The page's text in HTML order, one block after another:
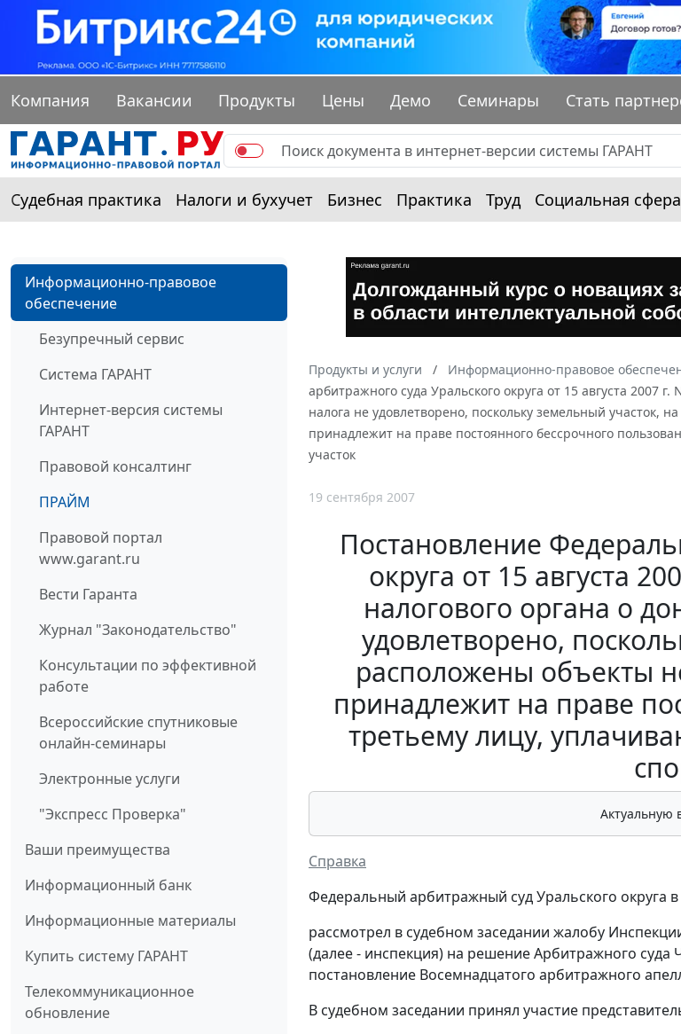
Компания Вакансии Продукты Цены Демо Семинары Стать
Судебная практика Налоги и бухучет Бизнес Практика Труд Социальная сфера
Информационно-правовое
обеспечение
Безупречный сервис
Система ГАРАНТ
Интернет-версия системы
ГАРАНТ
Правовой консалтинг
ПРАЙМ
Правовой портал
www.garant.ru
Вести Гаранта
Журнал "Законодательство"
Консультации по эффективной
работе
Всероссийские спутниковые
онлайн-семинары
Электронные услуги
"Экспресс Проверка"
Ваши преимущества
Информационный банк
Информационные материалы
Купить систему ГАРАНТ
Телекоммуникационное
обновление
Продукты и услуги Информационно-правовое
арбитражного суда Уральского округа от 15 августа 2007
налога не удовлетворено, поскольку земельный участок,
принадлежит на праве постоянного бессрочного
участок
19 сентября 2007
Постановление
округа от 15 августа
налогового органа о
удовлетворено,
расположены объекты
принадлежит на праве
третьему лицу,
Актуальную
Справка
Федеральный арбитражный суд Уральского округа
рассмотрел в судебном заседании жалобу
(далее - инспекция) на решение Арбитражного суда
постановление Восемнадцатого арбитражного
В судебном заседании принял участие